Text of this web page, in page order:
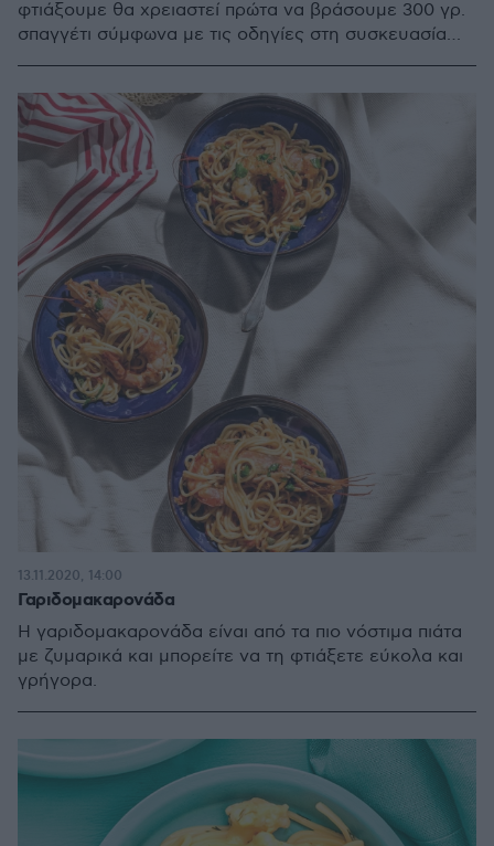
φτιάξουμε θα χρειαστεί πρώτα να βράσουμε 300 γρ.
σπαγγέτι σύμφωνα με τις οδηγίες στη συσκευασία
Γαριδομακαρονάδα
Η γαριδομακαρονάδα είναι από τα πιο νόστιμα πιάτα
με ζυμαρικά και μπορείτε να τη φτιάξετε εύκολα και
γρήγορα.
13.11.2020, 14:00